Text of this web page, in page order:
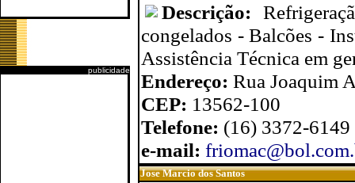
publicidade
Descrição:
congelados - Balcões -
Assistência Técnica em
Endereço: Rua Joaquim
CEP: 13562-100
Telefone: (16) 3372-6149
e-mail:
Jose Marcio dos Santos